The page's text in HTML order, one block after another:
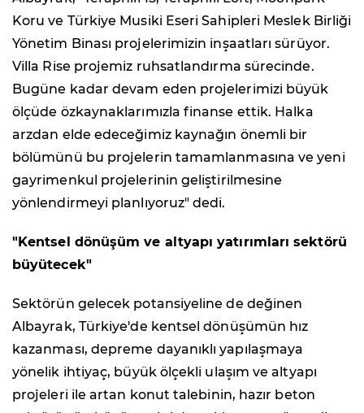
Koru ve Türkiye Musiki Eseri Sahipleri Meslek Birliği
Yönetim Binası projelerimizin inşaatları sürüyor.
Villa Rise projemiz ruhsatlandırma sürecinde.
Bugüne kadar devam eden projelerimizi büyük
ölçüde özkaynaklarımızla finanse ettik. Halka
arzdan elde edeceğimiz kaynağın önemli bir
bölümünü bu projelerin tamamlanmasına ve yeni
gayrimenkul projelerinin geliştirilmesine
yönlendirmeyi planlıyoruz" dedi.
"Kentsel dönüşüm ve altyapı yatırımları sektörü
büyütecek"
Sektörün gelecek potansiyeline de değinen
Albayrak, Türkiye'de kentsel dönüşümün hız
kazanması, depreme dayanıklı yapılaşmaya
yönelik ihtiyaç, büyük ölçekli ulaşım ve altyapı
projeleri ile artan konut talebinin, hazır beton